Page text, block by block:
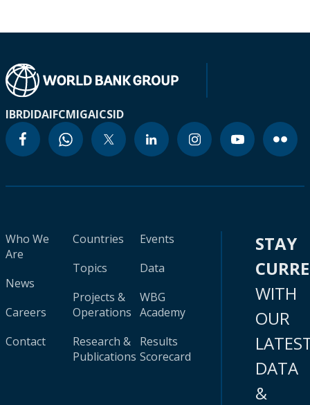
IBRDIDAIFCMIGAICSID
Who We
Are
News
Careers
Contact
Countries
Topics
Projects &
Operations
Research &
Publications
Events
Data
WBG
Academy
Results
Scorecard
STAY
WITH
OUR
DATA
&